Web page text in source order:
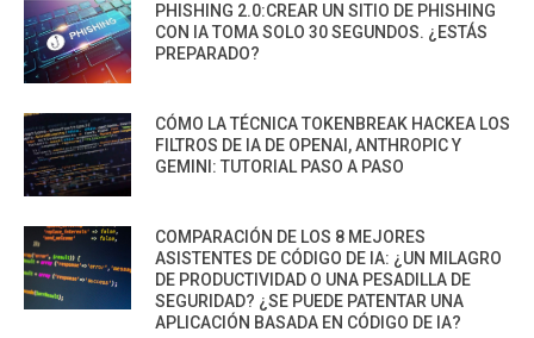
PHISHING 2.0:CREAR UN SITIO DE PHISHING
CON IA TOMA SOLO 30 SEGUNDOS. ¿ESTÁS
PREPARADO?
CÓMO LA TÉCNICA TOKENBREAK HACKEA LOS
FILTROS DE IA DE OPENAI, ANTHROPIC Y
GEMINI: TUTORIAL PASO A PASO
COMPARACIÓN DE LOS 8 MEJORES
ASISTENTES DE CÓDIGO DE IA: ¿UN MILAGRO
DE PRODUCTIVIDAD O UNA PESADILLA DE
SEGURIDAD? ¿SE PUEDE PATENTAR UNA
APLICACIÓN BASADA EN CÓDIGO DE IA?